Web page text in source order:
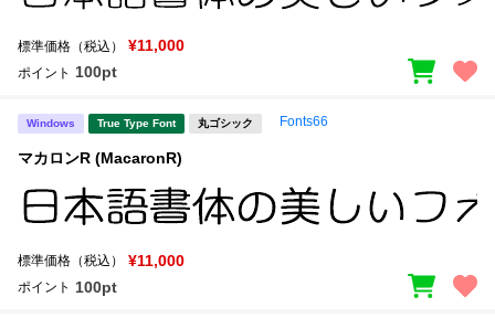
標準価格（税込） ¥11,000
ポイント 100pt
Windows True Type Font 丸ゴシック Fonts66
マカロンR (MacaronR)
標準価格（税込） ¥11,000
ポイント 100pt